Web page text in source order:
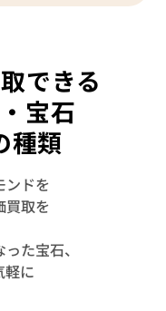
ド ピ
できる
宝石
種類
ンドを
買取を
た宝石、
軽に